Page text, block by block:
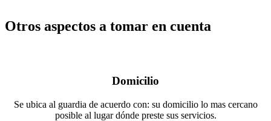
Otros aspectos a tomar en cuenta
Domicilio
Se ubica al guardia de acuerdo con: su domicilio lo mas cercano
posible al lugar dónde preste sus servicios.